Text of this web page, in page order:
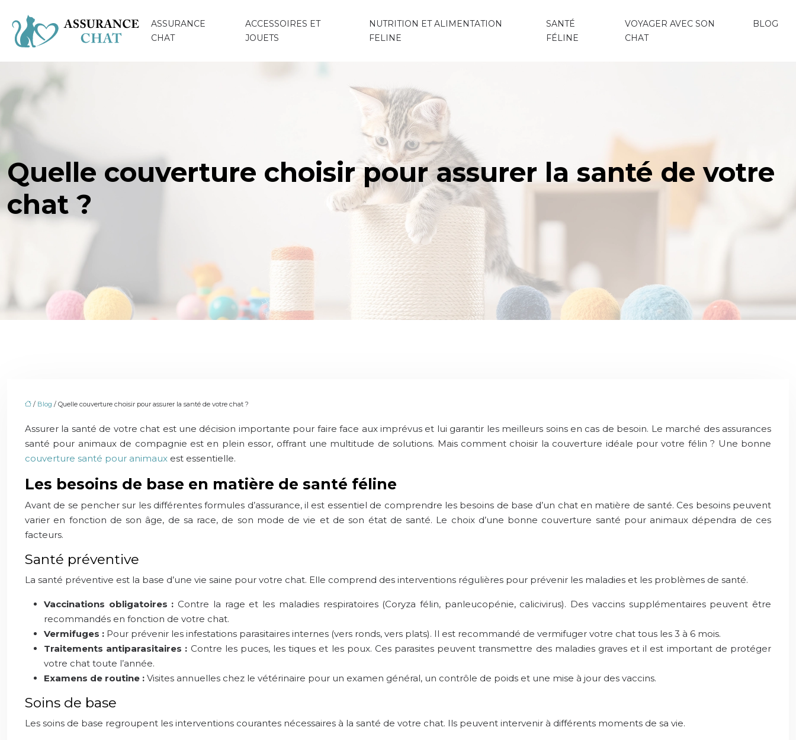
ASSURANCE
CHAT
ACCESSOIRES ET
JOUETS
NUTRITION ET ALIMENTATION
FELINE
SANTÉ
FÉLINE
VOYAGER AVEC SON
CHAT
BLOG
Quelle couverture choisir pour assurer la santé de votre
chat ?
/ Blog / Quelle couverture choisir pour assurer la santé de votre chat ?
Assurer la santé de votre chat est une décision importante pour faire face aux imprévus et lui garantir les meilleurs soins en cas de besoin. Le marché des assurances
santé pour animaux de compagnie est en plein essor, offrant une multitude de solutions. Mais comment choisir la couverture idéale pour votre félin ? Une bonne
couverture santé pour animaux est essentielle.
Les besoins de base en matière de santé féline
Avant de se pencher sur les différentes formules d’assurance, il est essentiel de comprendre les besoins de base d’un chat en matière de santé. Ces besoins peuvent
varier en fonction de son âge, de sa race, de son mode de vie et de son état de santé. Le choix d’une bonne couverture santé pour animaux dépendra de ces
facteurs.
Santé préventive
La santé préventive est la base d’une vie saine pour votre chat. Elle comprend des interventions régulières pour prévenir les maladies et les problèmes de santé.
Vaccinations obligatoires : Contre la rage et les maladies respiratoires (Coryza félin, panleucopénie, calicivirus). Des vaccins supplémentaires peuvent être
recommandés en fonction de votre chat.
Vermifuges : Pour prévenir les infestations parasitaires internes (vers ronds, vers plats). Il est recommandé de vermifuger votre chat tous les 3 à 6 mois.
Traitements antiparasitaires : Contre les puces, les tiques et les poux. Ces parasites peuvent transmettre des maladies graves et il est important de protéger
votre chat toute l’année.
Examens de routine : Visites annuelles chez le vétérinaire pour un examen général, un contrôle de poids et une mise à jour des vaccins.
Soins de base
Les soins de base regroupent les interventions courantes nécessaires à la santé de votre chat. Ils peuvent intervenir à différents moments de sa vie.